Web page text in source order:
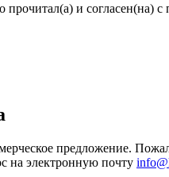
прочитал(а) и согласен(на)
предложение.
на электронную почту